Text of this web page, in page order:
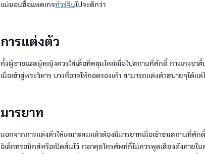
แน่นอนซื้อแพคเกจทัวร์จีนไปจะดีกว่า
การแต่งตัว
ทั้งผู้ชายและผู้หญิงควรใส่เสื้อที่คลุมไหล่เมื่อไปสถานที่ศักดิ์ กางเกงขา
เมื่อเข้าสู่พระวิหาร บางที่อาจให้ถอดรองเท้า สามารถแต่งตัวสบายๆได้แ
มารยาท
นอกจากการแต่งตัวให้เหมาะสมแล้วต้องมีมารยาทเมื่อเข้าชมสถานที่ศั
อิเล็กทรอนิกส์หรือเปิดสั่นไว้ เวลาคุยโทรศัพท์ก็ไม่ควรพูดเสียงดังภาย